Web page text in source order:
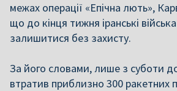
межах операції «Епічна лють»,
що до кінця тижня іранські
залишитися без захисту.
За його словами, лише з суботи
втратив приблизно 300 ракетних